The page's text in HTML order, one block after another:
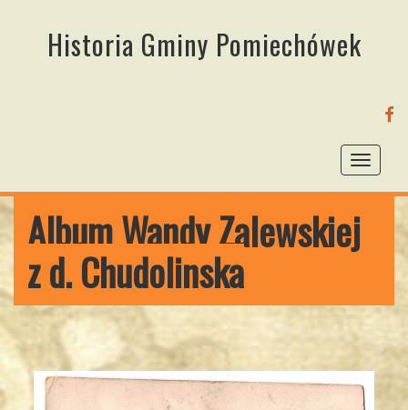
Historia Gminy Pomiechówek
Album Wandy Zalewskiej
z d. Chudolinska